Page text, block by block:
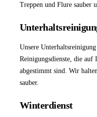
Treppen und Flure sauber
Unsere Unterhaltsreinigung
Reinigungsdienste, die auf
abgestimmt sind. Wir
sauber.
Winterdienst